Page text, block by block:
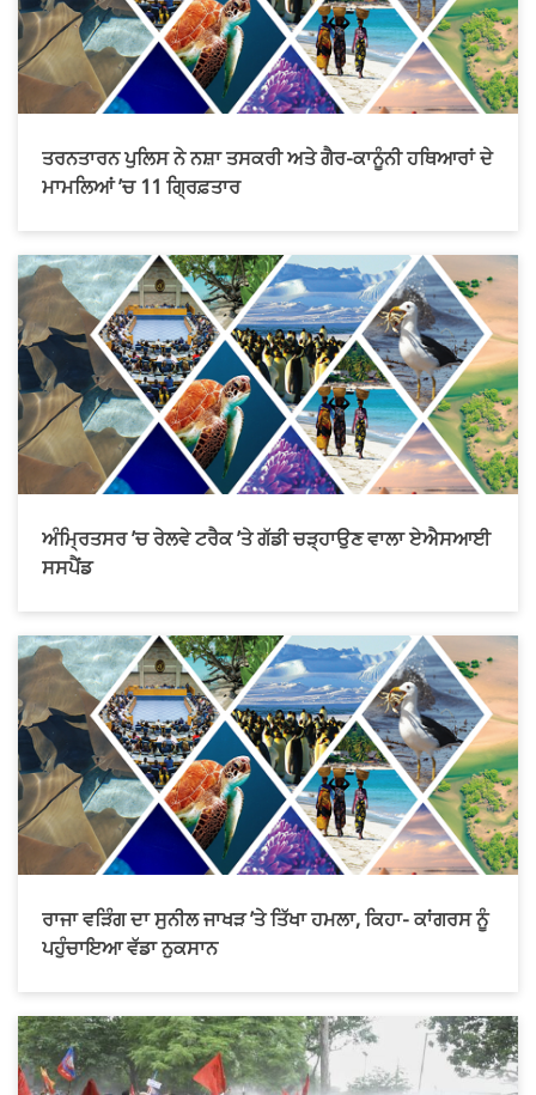
ਤਰਨਤਾਰਨ ਪੁਲਿਸ ਨੇ ਨਸ਼ਾ ਤਸਕਰੀ ਅਤੇ ਗੈਰ-ਕਾਨੂੰਨੀ ਹਥਿਆਰਾਂ ਦੇ
ਮਾਮਲਿਆਂ ’ਚ 11 ਗ੍ਰਿਫ਼ਤਾਰ
ਅੰਮ੍ਰਿਤਸਰ ’ਚ ਰੇਲਵੇ ਟਰੈਕ ’ਤੇ ਗੱਡੀ ਚੜ੍ਹਾਉਣ ਵਾਲਾ ਏਐਸਆਈ
ਸਸਪੈਂਡ
ਰਾਜਾ ਵੜਿੰਗ ਦਾ ਸੁਨੀਲ ਜਾਖੜ ’ਤੇ ਤਿੱਖਾ ਹਮਲਾ, ਕਿਹਾ- ਕਾਂਗਰਸ ਨੂੰ
ਪਹੁੰਚਾਇਆ ਵੱਡਾ ਨੁਕਸਾਨ